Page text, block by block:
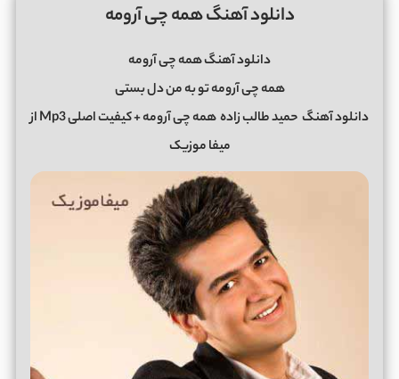
دانلود آهنگ همه چی آرومه
دانلود آهنگ همه چی آرومه
همه چی آرومه تو به من دل بستی
دانلود آهنگ حمید طالب زاده
همه چی آرومه + کیفیت اصلی Mp3 از
میفا موزیک